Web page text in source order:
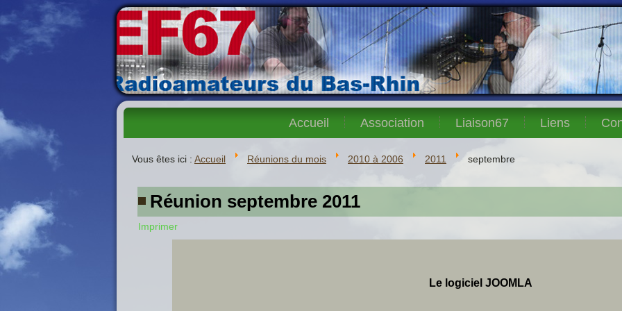
Accueil Association Liaison67 Liens
Vous êtes ici : Accueil Réunions du mois 2010 à 2006 2011 septembre
Réunion septembre 2011
Imprimer
Le logiciel JOOMLA